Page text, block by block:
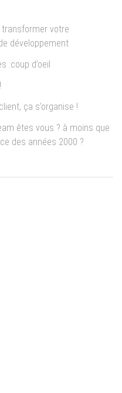
votre
développement
:coup d’oeil
ça s’organise !
êtes vous ? à moins que
des années 2000 ?